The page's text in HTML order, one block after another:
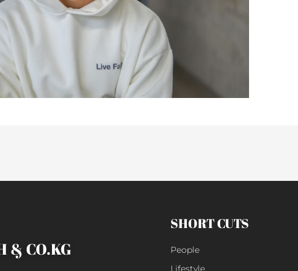
& CO.KG
SHORT CUTS
People
Lifestyle